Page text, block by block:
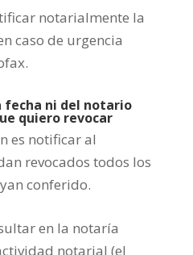
notarialmente la
caso de urgencia
fecha ni del notario
quiero revocar
es notificar al
revocados todos los
conferido.
en la notaría
notarial (el